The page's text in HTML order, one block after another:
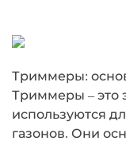
Триммеры:
Триммеры – это
используются
газонов. Они